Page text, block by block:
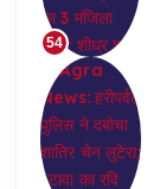
54